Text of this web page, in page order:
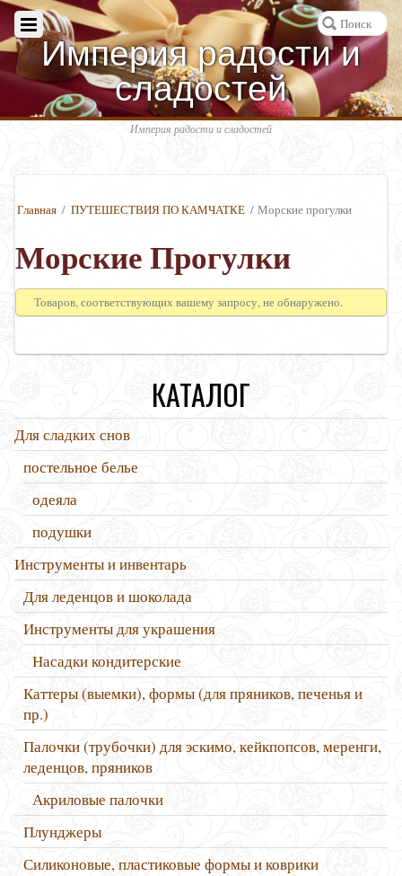
Империя радости и
сладостей
Империя радости и сладостей
Главная / ПУТЕШЕСТВИЯ ПО КАМЧАТКЕ / Морские прогулки
Морские Прогулки
Товаров, соответствующих вашему запросу, не обнаружено.
КАТАЛОГ
Для сладких снов
постельное белье
одеяла
подушки
Инструменты и инвентарь
Для леденцов и шоколада
Инструменты для украшения
Насадки кондитерские
Каттеры (выемки), формы (для пряников, печенья и
пр.)
Палочки (трубочки) для эскимо, кейкпопсов, меренги,
леденцов, пряников
Акриловые палочки
Плунджеры
Силиконовые, пластиковые формы и коврики